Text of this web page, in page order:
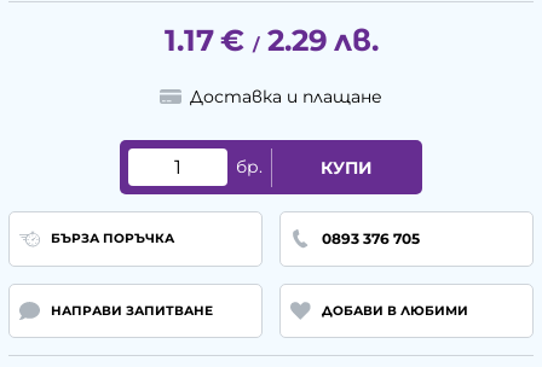
1.17€ / 2.29 лв.
Доставка и плащане
бр. КУПИ
БЪРЗА ПОРЪЧКА 0893 376 705
НАПРАВИ ЗАПИТВАНЕ ДОБАВИ В ЛЮБИМИ